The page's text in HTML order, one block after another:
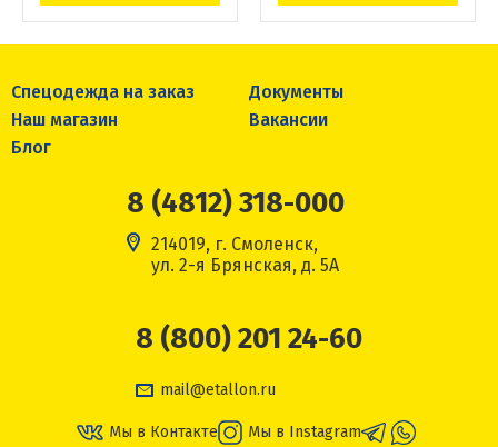
Спецодежда на заказ
Документы
Наш магазин
Вакансии
Блог
8 (4812) 318-000
214019, г. Смоленск,
ул. 2-я Брянская, д. 5А
8 (800) 201 24-60
mail@etallon.ru
Мы в Контакте Мы в Instagram